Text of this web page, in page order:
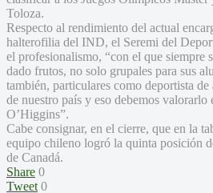
Toloza.
Respecto al rendimiento del actual
halterofilia del IND, el Seremi del
el profesionalismo, “con el que siempre
dado frutos, no solo grupales para sus
también, particulares como deportista
de nuestro país y eso debemos valorarlo
O’Higgins”.
Cabe consignar, en el cierre, que en la
equipo chileno logró la quinta posición
de Canadá.
Share 0
Tweet 0